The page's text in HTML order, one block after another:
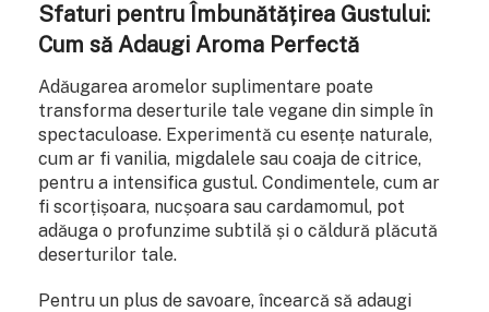
Sfaturi pentru Îmbunătățirea Gustului:
Cum să Adaugi Aroma Perfectă
Adăugarea aromelor suplimentare poate
transforma deserturile tale vegane din simple în
spectaculoase. Experimentă cu esențe naturale,
cum ar fi vanilia, migdalele sau coaja de citrice,
pentru a intensifica gustul. Condimentele, cum ar
fi scorțișoara, nucșoara sau cardamomul, pot
adăuga o profunzime subtilă și o căldură plăcută
deserturilor tale.
Pentru un plus de savoare, încearcă să adaugi